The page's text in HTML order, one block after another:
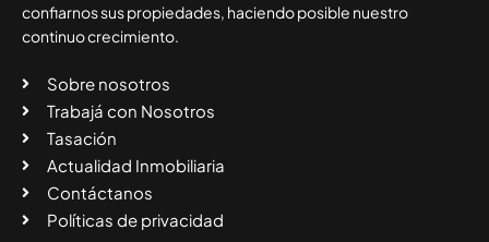
confiarnos sus propiedades, haciendo posible nuestro
continuo crecimiento.
Sobre nosotros
Trabajá con Nosotros
Tasación
Actualidad Inmobiliaria
Contáctanos
Políticas de privacidad